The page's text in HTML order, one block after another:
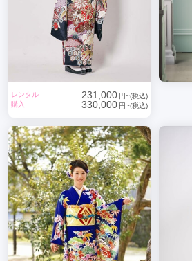
レンタル 231,000 円~(税込)
購入
330,000 円~(税込)